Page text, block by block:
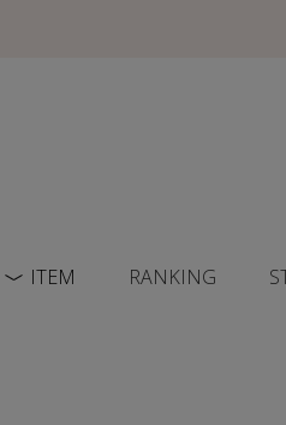
ITEM RANKING